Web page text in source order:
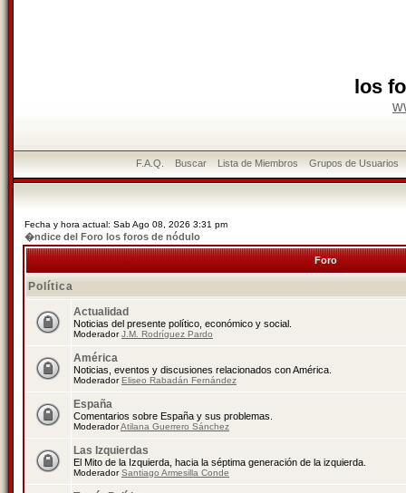
los
F.A.Q. Buscar Lista de Miembros Grupos de Usuarios
Fecha y hora actual: Sab Ago 08, 2026 3:31 pm
�ndice del Foro los foros de nódulo
Foro
Política
Actualidad
Noticias del presente político, económico y social.
ModeradorJ.M. Rodríguez Pardo
América
Noticias, eventos y discusiones relacionados con América.
ModeradorEliseo Rabadán Fernández
España
Comentarios sobre España y sus problemas.
ModeradorAtilana Guerrero Sánchez
Las Izquierdas
El Mito de la Izquierda, hacia la séptima generación de la izquierda.
ModeradorSantiago Armesilla Conde